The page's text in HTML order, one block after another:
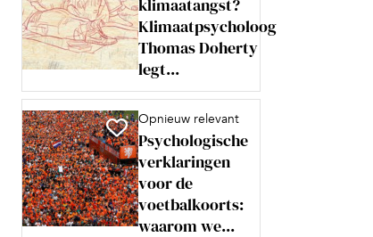
klimaatangst?
Klimaatpsycholoog
Thomas Doherty
legt...
Opnieuw relevant
Psychologische
verklaringen
voor de
voetbalkoorts:
waarom we...